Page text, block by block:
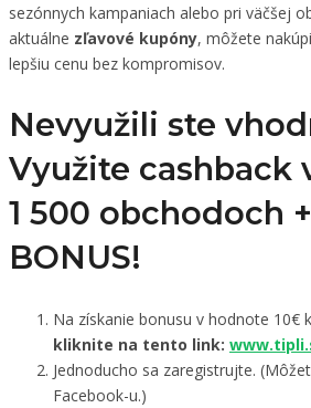
sezónnych kampaniach alebo pri väčšej
aktuálne zľavové kupóny, môžete
lepšiu cenu bez kompromisov.
Nevyužili ste
Využite cashback
1 500 obchodoch +
BONUS!
Na získanie bonusu v hodnote 10€
kliknite na tento link:
Jednoducho sa zaregistrujte.
Facebook-u.)